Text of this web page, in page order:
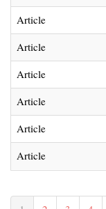
Article
Article
Article
Article
Article
Article
Paginación